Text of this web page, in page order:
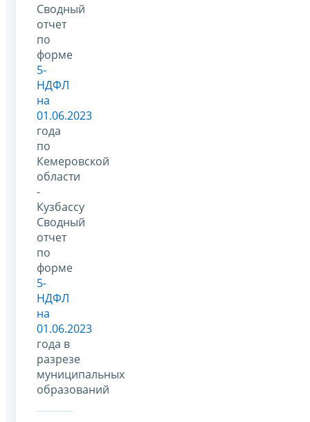
Сводный
отчет
по
форме
5-
НДФЛ
на
01.06.2023
года
по
Кемеровской
области
-
Кузбассу
Сводный
отчет
по
форме
5-
НДФЛ
на
01.06.2023
года в
разрезе
муниципальных
образований